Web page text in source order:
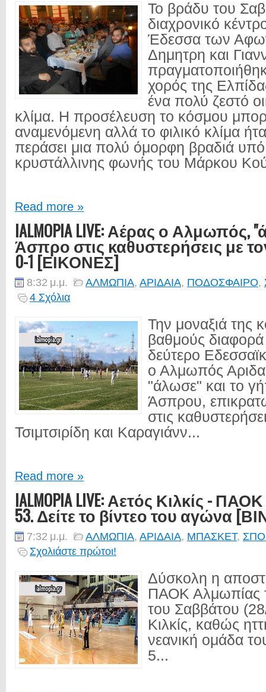
Το βράδυ του
διαχρονικό
Έδεσσα των
Δημητρη και
χορός της
ένα πολύ ζεστό
κλίμα. Η προσέλευση το κόσμου
αναμενόμενη αλλά το φιλικό κλίμα
περάσει μια πολύ όμορφη βραδιά
κρυστάλλινης φωνής του Μάρκου
Read more »
IALMOPIA LIVE: Αέρας ο Αλμωπός,
Άσπρο στις καθυστερήσεις με
0-1 [ΕΙΚΟΝΕΣ]
8:32 μ.μ. ΑΛΜΩΠΙΑ, ΑΡΙΔΑΙΑ, ΠΟΔΟΣΦΑΙΡΟ,
4 Σχόλια
Την μοναξιά της
βαθμούς
δεύτερο
ο Αλμωπός
"άλωσε" και το
Άσπρου,
στις
Τσιμτσιρίδη και Καραγιάνν...
Read more »
IALMOPIA LIVE: Αετός Κιλκίς -
53. Δείτε το βίντεο του αγώνα
7:32 μ.μ. ΑΛΜΩΠΙΑ, ΑΡΙΔΑΙΑ, ΜΠΑΣΚΕΤ,
Σχολιάστε πρώτοι!
Δύσκολη η
ΠΑΟΚ Αλμωπίας
του Σαββάτου
Κιλκίς, καθώς
νεανική ομάδα
5...